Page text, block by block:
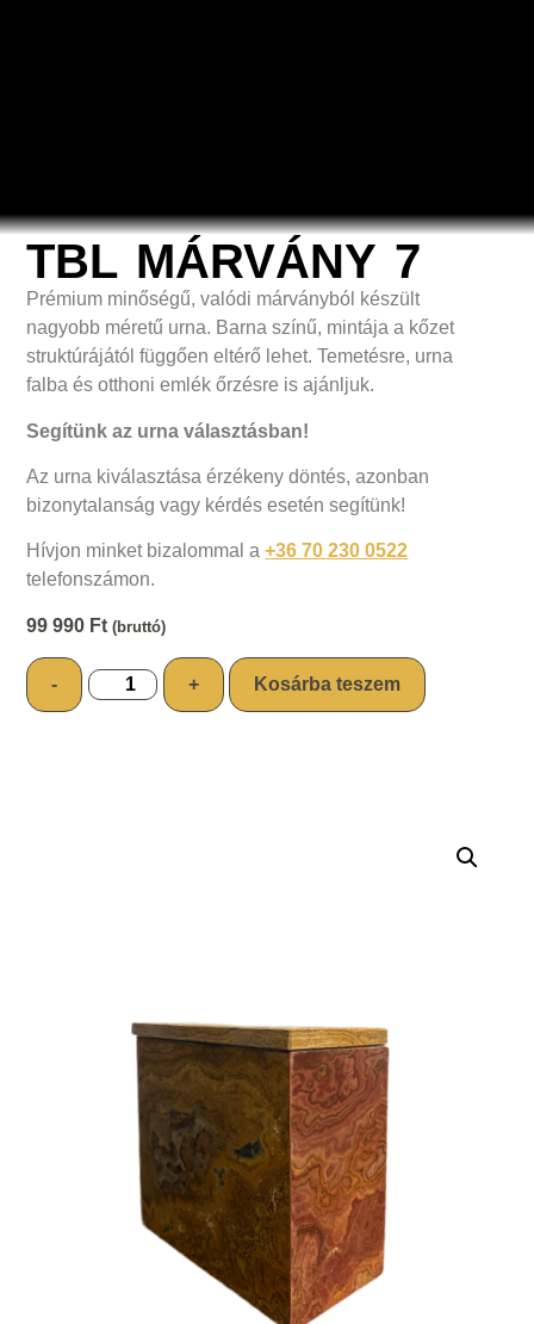
TBL MÁRVÁNY 7
Prémium minőségű, valódi márványból készült
nagyobb méretű urna. Barna színű, mintája a kőzet
struktúrájától függően eltérő lehet. Temetésre, urna
falba és otthoni emlék őrzésre is ajánljuk.
Segítünk az urna választásban!
Az urna kiválasztása érzékeny döntés, azonban
bizonytalanság vagy kérdés esetén segítünk!
Hívjon minket bizalommal a+36 70 230 0522
telefonszámon.
99 990 Ft (bruttó)
- + Kosárba teszem